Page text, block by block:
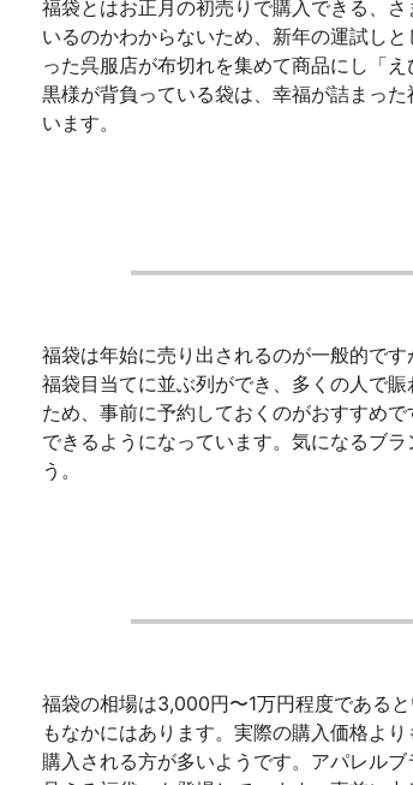
福袋とはお正月の初売りで購入できる、
いるのかわからないため、新年の運試し
った呉服店が布切れを集めて商品にし「
黒様が背負っている袋は、幸福が詰まっ
います。
福袋は年始に売り出されるのが一般的で
福袋目当てに並ぶ列ができ、多くの人で
ため、事前に予約しておくのがおすすめ
できるようになっています。気になるブ
う。
福袋の相場は3,000円〜1万円程度である
もなかにはあります。実際の購入価格よ
購入される方が多いようです。アパレル